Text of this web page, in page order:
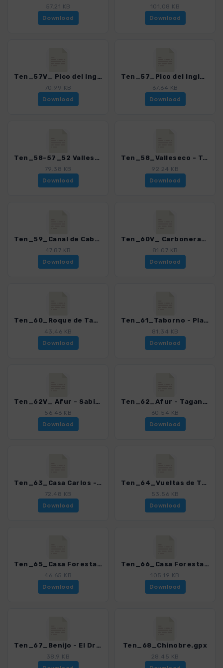
57.21 KB
Download
101.08 KB
Download
Ten_57V_ Pico del Ingles - Casa Santiago.gpx
70.99 KB
Download
Ten_57_Pico del Ingles - Santa Cruz.gpx
67.64 KB
Download
Ten_58-57_52 Valleseco - Alegria.gpx
79.38 KB
Download
Ten_58_Valleseco - Taborno.gpx
92.24 KB
Download
Ten_59_Canal de Cabuco_von Valle Grande.gpx
47.87 KB
Download
Ten_60V_ Carboneras - Roque de Taborno.gpx
81.07 KB
Download
Ten_60_Roque de Taborno.gpx
43.46 KB
Download
Ten_61_Taborno - Playa de Tamadite.gpx
81.34 KB
Download
Ten_62V_ Afur - Sabinar - Tamadite.gpx
56.46 KB
Download
Ten_62_Afur - Taganana.gpx
60.54 KB
Download
Ten_63_Casa Carlos - Afur - Roque Negro.gpx
72.48 KB
Download
Ten_64_Vueltas de Taganana.gpx
53.56 KB
Download
Ten_65_Casa Forestal de Anaga - Valle Brosque.gpx
46.65 KB
Download
Ten_66_Casa Forestal de Anaga - Playa de San Roque.gpx
105.19 KB
Download
Ten_67_Benijo - El Draguillo.gpx
38.9 KB
Ten_68_Chinobre.gpx
28.45 KB